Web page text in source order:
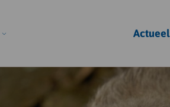
Actueel